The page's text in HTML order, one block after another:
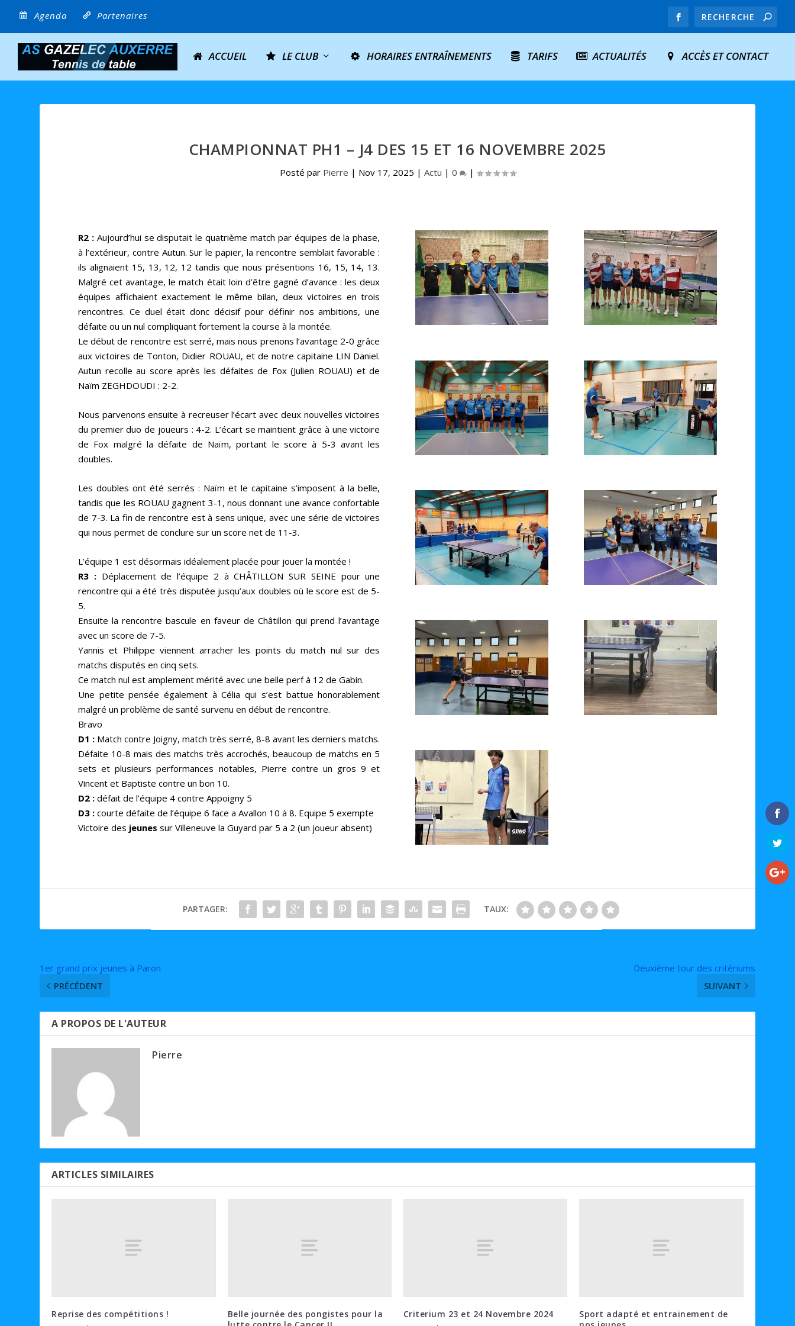
Agenda Partenaires
ACCUEIL LE CLUB HORAIRES ENTRAÎNEMENTS TARIFS ACTUALITÉS ACCÈS ET CONTACT
CHAMPIONNAT PH1 – J4 DES 15 ET 16 NOVEMBRE 2025
Posté par Pierre | Nov 17, 2025 | Actu | 0 |
R2 :Aujourd’hui se disputait le quatrième match par équipes de la phase,
à l’extérieur, contre Autun. Sur le papier, la rencontre semblait favorable :
ils alignaient 15, 13, 12, 12 tandis que nous présentions 16, 15, 14, 13.
Malgré cet avantage, le match était loin d’être gagné d’avance : les deux
équipes affichaient exactement le même bilan, deux victoires en trois
rencontres. Ce duel était donc décisif pour définir nos ambitions, une
défaite ou un nul compliquant fortement la course à la montée.
Le début de rencontre est serré, mais nous prenons l’avantage 2-0 grâce
aux victoires de Tonton, Didier ROUAU, et de notre capitaine LIN Daniel.
Autun recolle au score après les défaites de Fox (Julien ROUAU) et de
Naïm ZEGHDOUDI : 2-2.
Nous parvenons ensuite à recreuser l’écart avec deux nouvelles victoires
du premier duo de joueurs : 4-2. L’écart se maintient grâce à une victoire
de Fox malgré la défaite de Naïm, portant le score à 5-3 avant les
doubles.
Les doubles ont été serrés : Naïm et le capitaine s’imposent à la belle,
tandis que les ROUAU gagnent 3-1, nous donnant une avance confortable
de 7-3. La fin de rencontre est à sens unique, avec une série de victoires
qui nous permet de conclure sur un score net de 11-3.
L’équipe 1 est désormais idéalement placée pour jouer la montée !
R3 : Déplacement de l’équipe 2 à CHÂTILLON SUR SEINE pour une
rencontre qui a été très disputée jusqu’aux doubles où le score est de 5-
5.
Ensuite la rencontre bascule en faveur de Châtillon qui prend l’avantage
avec un score de 7-5.
Yannis et Philippe viennent arracher les points du match nul sur des
matchs disputés en cinq sets.
Ce match nul est amplement mérité avec une belle perf à 12 de Gabin.
Une petite pensée également à Célia qui s’est battue honorablement
malgré un problème de santé survenu en début de rencontre.
Bravo
D1 : Match contre Joigny, match très serré, 8-8 avant les derniers matchs.
Défaite 10-8 mais des matchs très accrochés, beaucoup de matchs en 5
sets et plusieurs performances notables, Pierre contre un gros 9 et
Vincent et Baptiste contre un bon 10.
D2 : défait de l’équipe 4 contre Appoigny 5
D3 : courte défaite de l’équipe 6 face a Avallon 10 à 8. Equipe 5 exempte
Victoire des jeunes sur Villeneuve la Guyard par 5 a 2 (un joueur absent)
PARTAGER: TAUX:
1er grand prix jeunes à Paron
PRÉCÉDENT
Deuxième tour des critériums
SUIVANT
A PROPOS DE L'AUTEUR
Pierre
ARTICLES SIMILAIRES
Reprise des compétitions !
Belle journée des pongistes pour la
Criterium 23 et 24 Novembre 2024
Sport adapté et entrainement de